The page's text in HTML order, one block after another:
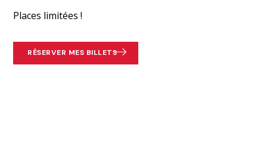
Places limitées !
RÉSERVER MES BILLETS